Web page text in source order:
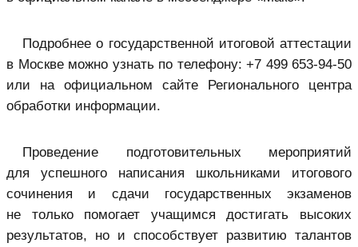
Подробнее о государственной итоговой аттестации
в Москве можно узнать по телефону: +7 499 653⁠-94⁠-50
или на официальном сайте Регионального центра
обработки информации.
Проведение подготовительных мероприятий
для успешного написания школьниками итогового
сочинения и сдачи государственных экзаменов
не только помогает учащимся достигать высоких
результатов, но и способствует развитию талантов